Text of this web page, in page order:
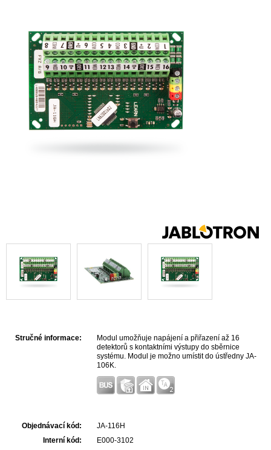
Stručné informace:
Modul umožňuje napájení a přiřazení až 16
detektorů s kontaktními výstupy do sběrnice
systému. Modul je možno umístit do ústředny JA-
106K.
Objednávací kód:
JA-116H
Interní kód:
E000-3102